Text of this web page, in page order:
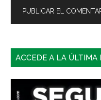
Barra
principal
ACCEDE A LA ÚLTIMA